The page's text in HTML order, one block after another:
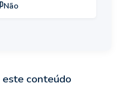
Não
conteúdo